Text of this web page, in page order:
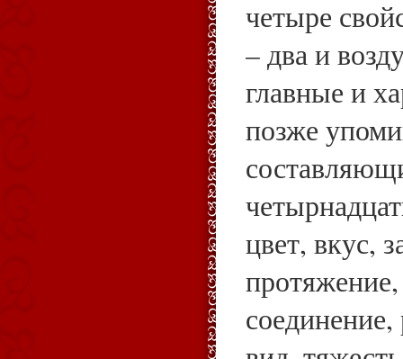
четыре
– два и
главные и
позже
цвет, вкус,